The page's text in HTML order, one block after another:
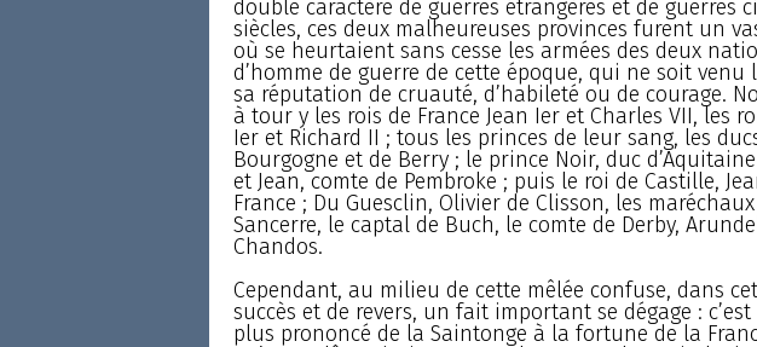
double caractère de guerres étrangères et de guerres
siècles, ces deux malheureuses provinces furent un
où se heurtaient sans cesse les armées des deux
d’homme de guerre de cette époque, qui ne soit
sa réputation de cruauté, d’habileté ou de courage.
à tour y les rois de France Jean Ier et Charles VII, les
Ier et Richard II ; tous les princes de leur sang, les
Bourgogne et de Berry ; le prince Noir, duc
et Jean, comte de Pembroke ; puis le roi de Castille,
France ; Du Guesclin, Olivier de Clisson, les
Sancerre, le captal de Buch, le comte de Derby,
Chandos.
Cependant, au milieu de cette mêlée confuse, dans
succès et de revers, un fait important se dégage :
plus prononcé de la Saintonge à la fortune de la